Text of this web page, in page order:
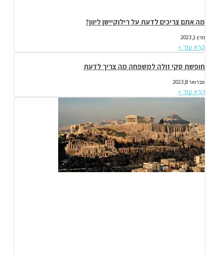
מה אתם צריכים לדעת על רילוקיישן ליוון?
מרץ 1, 2023
קרא עוד »
חופשת סקי זולה למשפחה מה צריך לדעת
פברואר 8, 2023
קרא עוד »